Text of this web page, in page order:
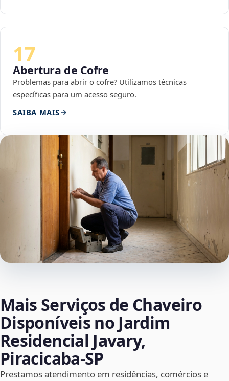
17
Abertura de Cofre
Problemas para abrir o cofre? Utilizamos técnicas
específicas para um acesso seguro.
SAIBA MAIS
Mais Serviços de Chaveiro
Disponíveis no Jardim
Residencial Javary,
Piracicaba‑SP
Prestamos atendimento em residências, comércios e